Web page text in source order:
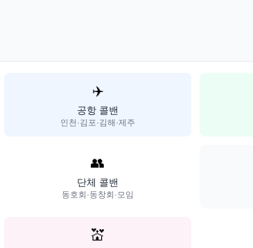
✈️
공항 콜밴
인천·김포·김해·제주
👥
단체 콜밴
동호회·동창회·모임
💒